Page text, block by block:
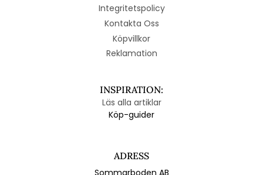
Integritetspolicy
Kontakta Oss
Köpvillkor
Reklamation
INSPIRATION:
Läs alla artiklar
Köp-guider
ADRESS
Sommarboden AB